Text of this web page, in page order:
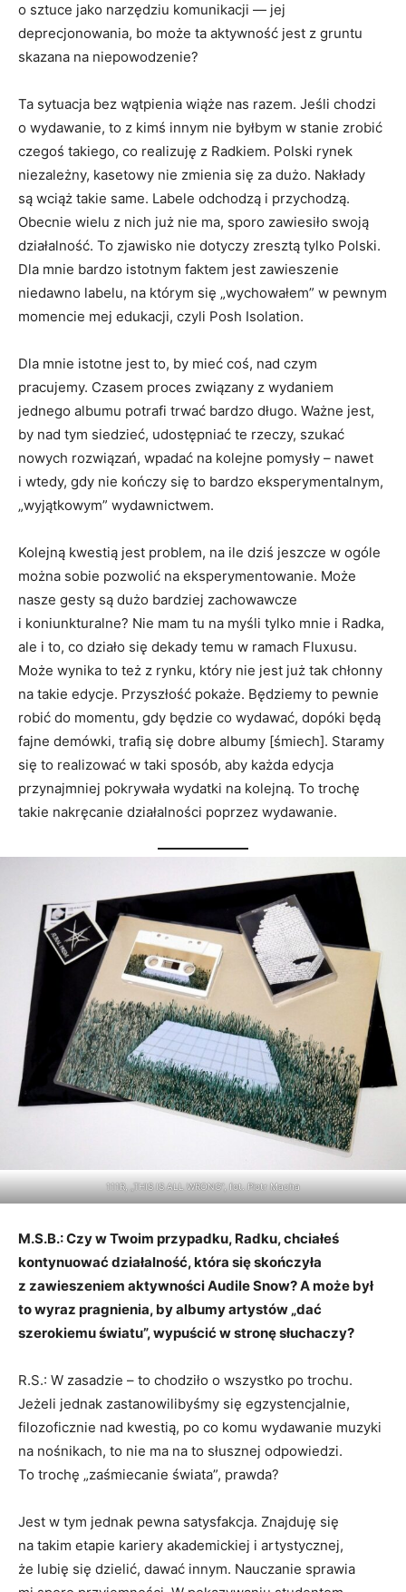
o sztuce jako narzędziu komunikacji — jej
deprecjonowania, bo może ta aktywność jest z gruntu
skazana na niepowodzenie?
Ta sytuacja bez wątpienia wiąże nas razem. Jeśli chodzi
o wydawanie, to z kimś innym nie byłbym w stanie zrobić
czegoś takiego, co realizuję z Radkiem. Polski rynek
niezależny, kasetowy nie zmienia się za dużo. Nakłady
są wciąż takie same. Labele odchodzą i przychodzą.
Obecnie wielu z nich już nie ma, sporo zawiesiło swoją
działalność. To zjawisko nie dotyczy zresztą tylko Polski.
Dla mnie bardzo istotnym faktem jest zawieszenie
niedawno labelu, na którym się „wychowałem” w pewnym
momencie mej edukacji, czyli Posh Isolation.
Dla mnie istotne jest to, by mieć coś, nad czym
pracujemy. Czasem proces związany z wydaniem
jednego albumu potrafi trwać bardzo długo. Ważne jest,
by nad tym siedzieć, udostępniać te rzeczy, szukać
nowych rozwiązań, wpadać na kolejne pomysły – nawet
i wtedy, gdy nie kończy się to bardzo eksperymentalnym,
„wyjątkowym” wydawnictwem.
Kolejną kwestią jest problem, na ile dziś jeszcze w ogóle
można sobie pozwolić na eksperymentowanie. Może
nasze gesty są dużo bardziej zachowawcze
i koniunkturalne? Nie mam tu na myśli tylko mnie i Radka,
ale i to, co działo się dekady temu w ramach Fluxusu.
Może wynika to też z rynku, który nie jest już tak chłonny
na takie edycje. Przyszłość pokaże. Będziemy to pewnie
robić do momentu, gdy będzie co wydawać, dopóki będą
fajne demówki, trafią się dobre albumy [śmiech]. Staramy
się to realizować w taki sposób, aby każda edycja
przynajmniej pokrywała wydatki na kolejną. To trochę
takie nakręcanie działalności poprzez wydawanie.
111R, „THIS IS ALL WRONG”, fot. Piotr Macha
M.S.B.: Czy w Twoim przypadku, Radku, chciałeś
kontynuować działalność, która się skończyła
z zawieszeniem aktywności Audile Snow? A może był
to wyraz pragnienia, by albumy artystów „dać
szerokiemu światu”, wypuścić w stronę słuchaczy?
R.S.: W zasadzie – to chodziło o wszystko po trochu.
Jeżeli jednak zastanowilibyśmy się egzystencjalnie,
filozoficznie nad kwestią, po co komu wydawanie muzyki
na nośnikach, to nie ma na to słusznej odpowiedzi.
To trochę „zaśmiecanie świata”, prawda?
Jest w tym jednak pewna satysfakcja. Znajduję się
na takim etapie kariery akademickiej i artystycznej,
że lubię się dzielić, dawać innym. Nauczanie sprawia